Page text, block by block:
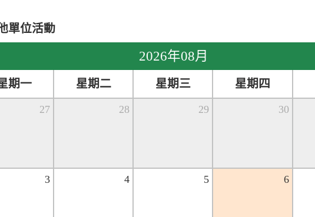
單位活動
2026年08月
期一 星期二 星期三 星期四
27 28 29 30
3 4 5 6